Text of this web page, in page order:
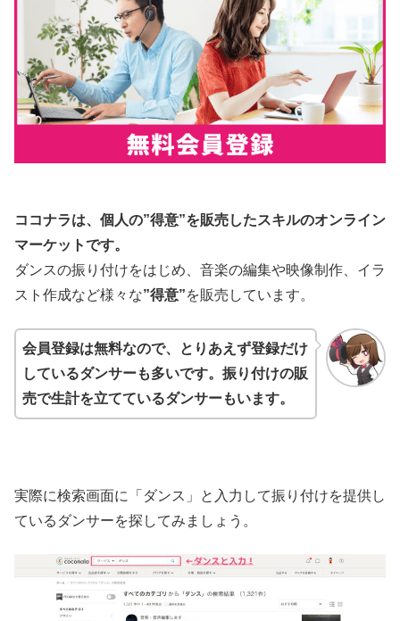
ココナラは、個人の”得意”を販売したスキルのオンライン
マーケットです。
ダンスの振り付けをはじめ、音楽の編集や映像制作、イラ
スト作成など様々な”得意”を販売しています。
会員登録は無料なので、とりあえず登録だけ
しているダンサーも多いです。振り付けの販
売で生計を立てているダンサーもいます。
実際に検索画面に「ダンス」と入力して振り付けを提供し
ているダンサーを探してみましょう。